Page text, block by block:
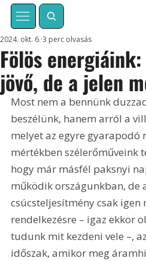
Fölös
jövő, de a jelen
2024. okt. 6. 3 perc olvasás
Most nem a bennünk
beszélünk, hanem arról a
melyet az egyre gyarapodó
mértékben szélerőműveink
hogy már másfél paksnyi
működik országunkban, de
csúcsteljesítmény csak igen
rendelkezésre – igaz ekkor
tudunk mit kezdeni vele –,
időszak, amikor meg